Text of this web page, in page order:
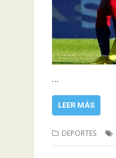
…
LEER MÁS
DEPORTES